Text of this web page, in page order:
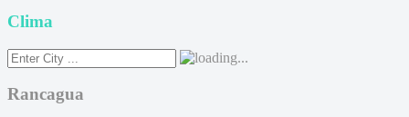
Clima
Rancagua